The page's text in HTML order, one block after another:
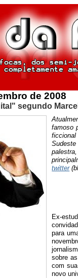
de 2008
segundo
famoso
twitter
Ex-
para
sobre
com
novo